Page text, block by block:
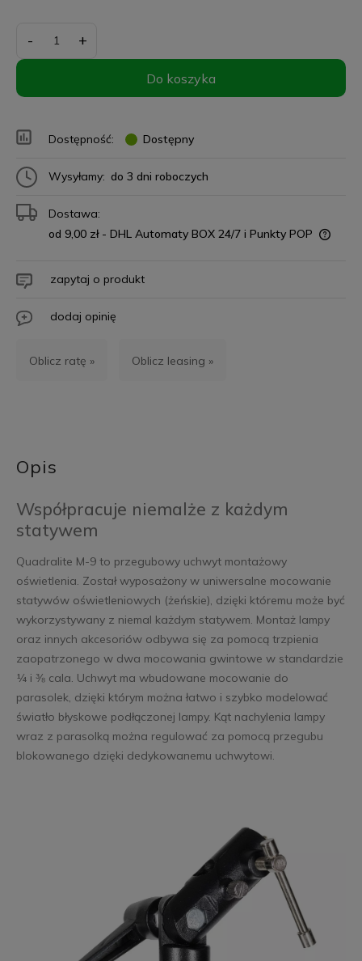
- +
Do koszyka
Dostępność: Dostępny
Wysyłamy: do 3 dni roboczych
Dostawa:
od 9,00 zł - DHL Automaty BOX 24/7 i Punkty POP
zapytaj o produkt
dodaj opinię
Oblicz ratę » Oblicz leasing »
Opis
Współpracuje niemalże z każdym
statywem
Quadralite M-9 to przegubowy uchwyt montażowy
oświetlenia. Został wyposażony w uniwersalne mocowanie
statywów oświetleniowych (żeńskie), dzięki któremu może być
wykorzystywany z niemal każdym statywem. Montaż lampy
oraz innych akcesoriów odbywa się za pomocą trzpienia
zaopatrzonego w dwa mocowania gwintowe w standardzie
¼ i ⅜ cala. Uchwyt ma wbudowane mocowanie do
parasolek, dzięki którym można łatwo i szybko modelować
światło błyskowe podłączonej lampy. Kąt nachylenia lampy
wraz z parasolką można regulować za pomocą przegubu
blokowanego dzięki dedykowanemu uchwytowi.